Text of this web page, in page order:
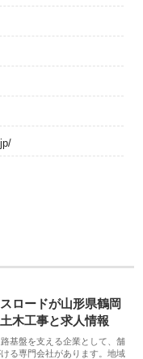
ロードが山形県鶴岡
木工事と求人情報
基盤を支える企業として、舗
る専門会社があります。地域